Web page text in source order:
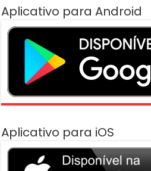
Aplicativo para Android
Aplicativo para iOS